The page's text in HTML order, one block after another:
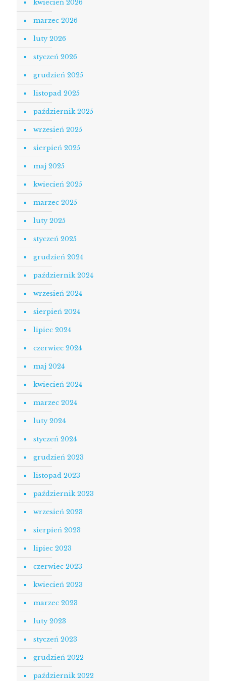
kwiecień 2026
marzec 2026
luty 2026
styczeń 2026
grudzień 2025
listopad 2025
październik 2025
wrzesień 2025
sierpień 2025
maj 2025
kwiecień 2025
marzec 2025
luty 2025
styczeń 2025
grudzień 2024
październik 2024
wrzesień 2024
sierpień 2024
lipiec 2024
czerwiec 2024
maj 2024
kwiecień 2024
marzec 2024
luty 2024
styczeń 2024
grudzień 2023
listopad 2023
październik 2023
wrzesień 2023
sierpień 2023
lipiec 2023
czerwiec 2023
kwiecień 2023
marzec 2023
luty 2023
styczeń 2023
grudzień 2022
październik 2022